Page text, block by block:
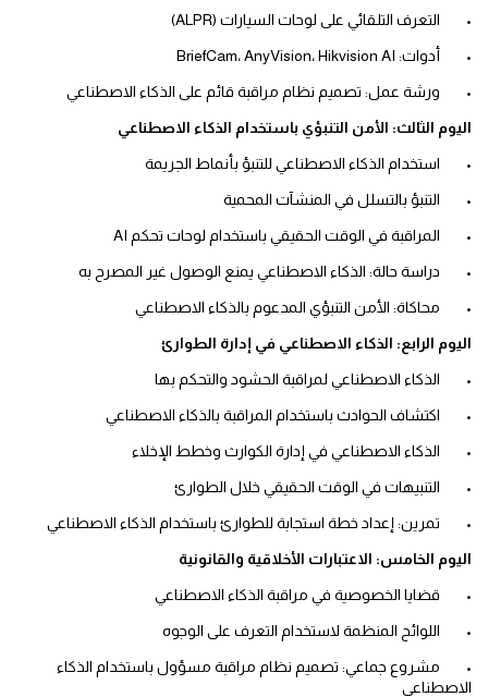
• التعرف التلقائي على لوحات السيارات (ALPR)
• أدوات: BriefCam ،AnyVision،Hikvision AI
• ورشة عمل: تصميم نظام مراقبة قائم على الذكاء الاصطناعي
اليوم الثالث: الأمن التنبؤي باستخدام الذكاء الاصطناعي
• استخدام الذكاء الاصطناعي للتنبؤ بأنماط الجريمة
• التنبؤ بالتسلل في المنشآت المحمية
• المراقبة في الوقت الحقيقي باستخدام لوحات تحكم
• دراسة حالة: الذكاء الاصطناعي يمنع الوصول غير المصرح به
• محاكاة: الأمن التنبؤي المدعوم بالذكاء الاصطناعي
اليوم الرابع: الذكاء الاصطناعي في إدارة الطوارئ
• الذكاء الاصطناعي لمراقبة الحشود والتحكم بها
• اكتشاف الحوادث باستخدام المراقبة بالذكاء الاصطناعي
• الذكاء الاصطناعي في إدارة الكوارث وخطط الإخلاء
• التنبيهات في الوقت الحقيقي خلال الطوارئ
• تمرين: إعداد خطة استجابة للطوارئ باستخدام الذكاء الاصطناعي
اليوم الخامس: الاعتبارات الأخلاقية والقانونية
• قضايا الخصوصية في مراقبة الذكاء الاصطناعي
• اللوائح المنظمة لاستخدام التعرف على الوجوه
•
مشروع جماعي: تصميم نظام مراقبة مسؤول باستخدام الذكاء
الاصطناعي